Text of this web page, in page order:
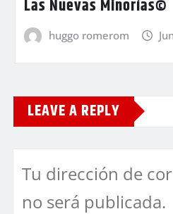
Las Nuevas Minorías©
huggo romerom
LEAVE A REPLY
Tu dirección de
no será publicada.